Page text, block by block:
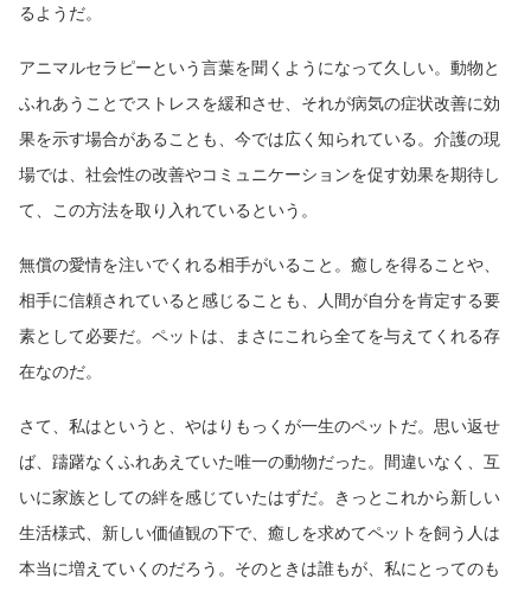
るようだ。
アニマルセラピーという言葉を聞くようになって久しい。動物と
ふれあうことでストレスを緩和させ、それが病気の症状改善に効
果を示す場合があることも、今では広く知られている。介護の現
場では、社会性の改善やコミュニケーションを促す効果を期待し
て、この方法を取り入れているという。
無償の愛情を注いでくれる相手がいること。癒しを得ることや、
相手に信頼されていると感じることも、人間が自分を肯定する要
素として必要だ。ペットは、まさにこれら全てを与えてくれる存
在なのだ。
さて、私はというと、やはりもっくが一生のペットだ。思い返せ
ば、躊躇なくふれあえていた唯一の動物だった。間違いなく、互
いに家族としての絆を感じていたはずだ。きっとこれから新しい
生活様式、新しい価値観の下で、癒しを求めてペットを飼う人は
本当に増えていくのだろう。そのときは誰もが、私にとってのも